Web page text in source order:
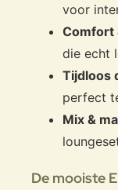
voor
Comfort
die echt
Tijdloos
perfect
Mix &
De mooiste